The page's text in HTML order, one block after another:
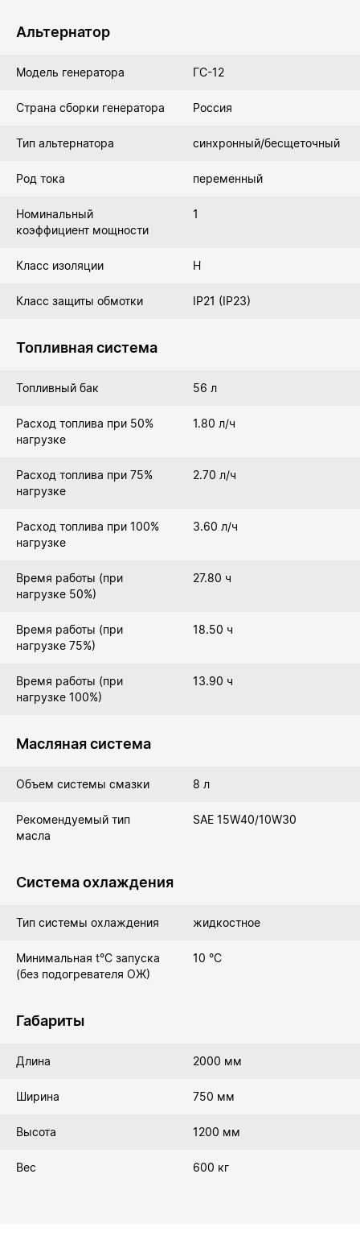
Альтернатор
Модель генератора ГС-12
Страна сборки генератора Россия
Тип альтернатора синхронный/бесщеточный
Род тока переменный
Номинальный
коэффициент мощности
1
Класс изоляции Н
Класс защиты обмотки IP21 (IP23)
Топливная система
Топливный бак 56 л
Расход топлива при 50%
нагрузке
1.80 л/ч
Расход топлива при 75%
нагрузке
2.70 л/ч
Расход топлива при 100%
нагрузке
3.60 л/ч
Время работы (при
нагрузке 50%)
27.80 ч
Время работы (при
нагрузке 75%)
18.50 ч
Время работы (при
нагрузке 100%)
13.90 ч
Масляная система
Объем системы смазки 8 л
Рекомендуемый тип
масла
SAE 15W40/10W30
Система охлаждения
Тип системы охлаждения жидкостное
Минимальная t°С запуска
(без подогревателя ОЖ)
10 °C
Габариты
Длина 2000 мм
Ширина 750 мм
Высота 1200 мм
Вес 600 кг